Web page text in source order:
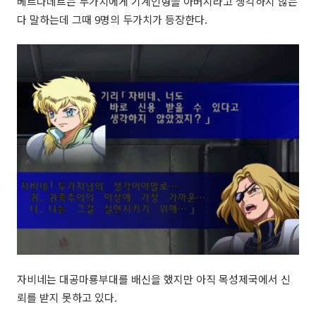
다 말하는데 그때 9명의 두가치가 등장한다.
자비네는 대공마룡부대를 배신을 했지만 아직 목성제국에서 신
뢰를 받지 못하고 있다.